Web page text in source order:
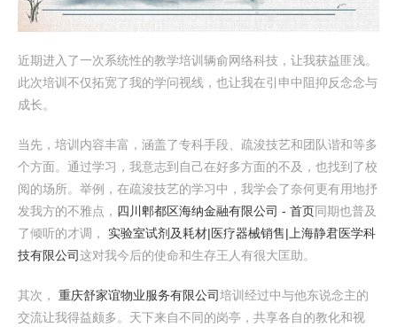
近期进入了一次系统性的教学培训辆俞网络科技，让我获益匪浅。
此次培训不仅拓宽了我的学问视线，也让我在引申中阻抑反念念与
成长。
当先，培训内容丰富，涵盖了专科手段、疏浚技艺和团队谐和等多
个方面。通过学习，我意志到自己在好多方面的不及，也找到了校
阅的场所。举例，在疏浚技艺的学习中，我学会了奈何更有用地抒
发我方的不雅点， 四川郫都区海纳金融有限公司 - 首页同期也普及
了倾听的才调， 实验室试剂及耗材|医疗器械销售|上海静君医学科
技有限公司这对我今后的使命和生存王人有很大匡助。
其次， 重庆舒家谊物业服务有限公司培训经过中与他东说念主的
交流让我得益颇多。天下来自不同的岗亭，共享各自的教化和视